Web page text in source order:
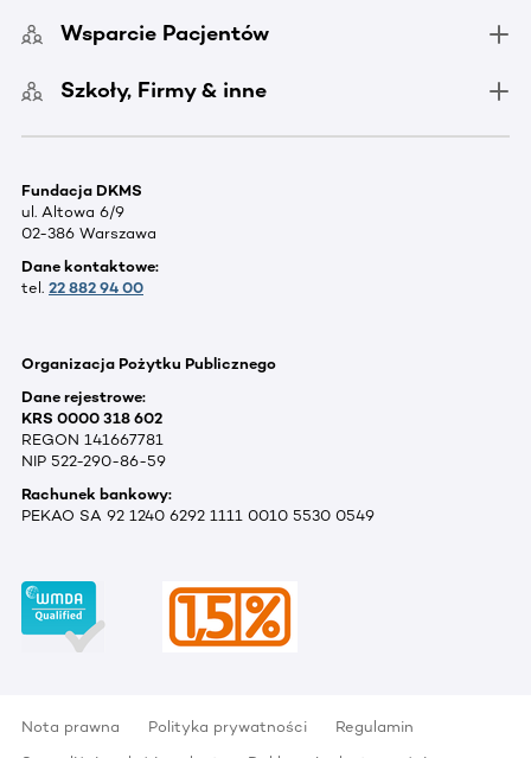
Wsparcie Pacjentów
Szkoły, Firmy & inne
Fundacja DKMS
ul. Altowa 6/9
02-386 Warszawa
Dane kontaktowe:
tel. 22 882 94 00
Organizacja Pożytku Publicznego
Dane rejestrowe:
KRS 0000 318 602
REGON 141667781
NIP 522-290-86-59
Rachunek bankowy:
PEKAO SA 92 1240 6292 1111 0010 5530 0549
Nota prawna Polityka prywatności
Regulamin